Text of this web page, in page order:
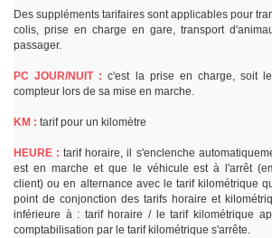
Des suppléments tarifaires sont applicables pour
colis, prise en charge en gare, transport
passager.
PC JOUR/NUIT : c'est la prise en charge, soit
compteur lors de sa mise en marche.
KM : tarif pour un kilomètre
HEURE : tarif horaire, il s'enclenche
est en marche et que le véhicule est à l'arrêt
client) ou en alternance avec le tarif kilométrique
point de conjonction des tarifs horaire et
inférieure à : tarif horaire / le tarif kilométrique
comptabilisation par le tarif kilométrique s'arrête.